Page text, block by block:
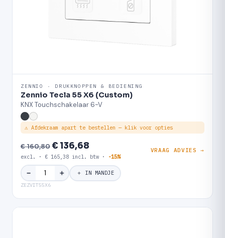
ZENNIO · DRUKKNOPPEN & BEDIENING
Zennio Tecla 55 X6 (Custom)
KNX Touchschakelaar 6-V
⚠ Afdekraam apart te bestellen — klik voor opties
€ 160,80€ 136,68
excl. · € 165,38 incl. btw · -15%
VRAAG ADVIES →
− ＋ ＋ IN MANDJE
ZEZVIT55X6